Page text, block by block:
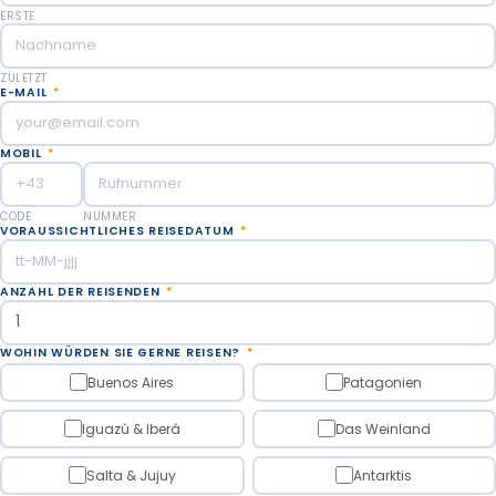
Dos Hermanas und Bosetti fällt.
Dauer der Wanderung ca. 50 Minuten.
Schwierigkeitsgrad: mittelschwer, mit Treppen.
Inklusive Eintritt in den Iguazu-Nationalpark.
Zu gegebener Zeit holen wir Sie ab und bringen Sie zum
Flughafen Iguazu (Privater Service - nur Fahrer).
Mahlzeiten inbegriffen: Frühstück.
ERSTE
ZULETZT
E-MAIL *
MOBIL *
CODE
NUMMER
VORAUSSICHTLICHES REISEDATUM *
ANZAHL DER REISENDEN *
WOHIN WÜRDEN SIE GERNE REISEN? *
Buenos Aires Patagonien
Iguazú & Iberá Das Weinland
Salta & Jujuy Antarktis